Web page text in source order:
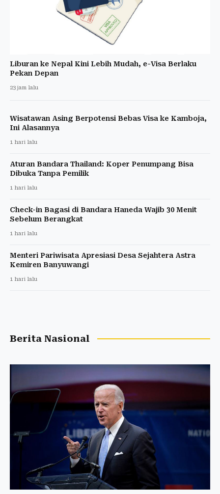
Liburan ke Nepal Kini Lebih Mudah, e-Visa Berlaku
Pekan Depan
23 jam lalu
Wisatawan Asing Berpotensi Bebas Visa ke Kamboja,
Ini Alasannya
1 hari lalu
Aturan Bandara Thailand: Koper Penumpang Bisa
Dibuka Tanpa Pemilik
1 hari lalu
Check-in Bagasi di Bandara Haneda Wajib 30 Menit
Sebelum Berangkat
1 hari lalu
Menteri Pariwisata Apresiasi Desa Sejahtera Astra
Kemiren Banyuwangi
1 hari lalu
Berita Nasional